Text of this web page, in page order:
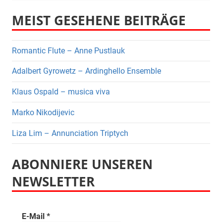
MEIST GESEHENE BEITRÄGE
Romantic Flute – Anne Pustlauk
Adalbert Gyrowetz – Ardinghello Ensemble
Klaus Ospald – musica viva
Marko Nikodijevic
Liza Lim – Annunciation Triptych
ABONNIERE UNSEREN
NEWSLETTER
E-Mail *